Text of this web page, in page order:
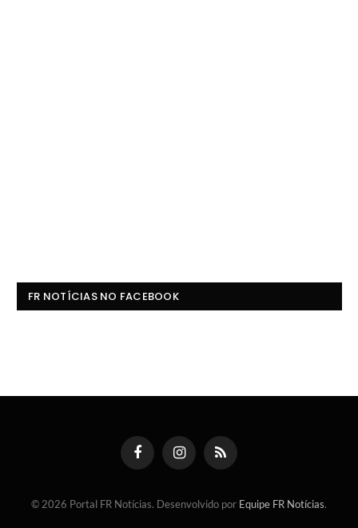
FR NOTÍCIAS NO FACEBOOK
FacebookInstagramRSS
© 2026 Portal FR Notícias. Desenvolvido por Equipe FR Notícias.